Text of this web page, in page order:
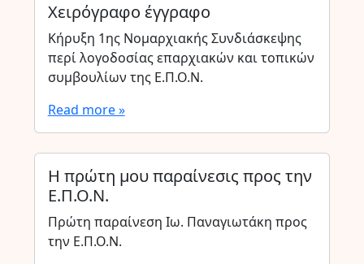
Χειρόγραφο έγγραφο
Κήρυξη 1ης Νομαρχιακής Συνδιάσκεψης
περί λογοδοσίας επαρχιακών και τοπικών
συμβουλίων της Ε.Π.Ο.Ν.
Read more »
Η πρώτη μου παραίνεσις προς την
Ε.Π.Ο.Ν.
Πρώτη παραίνεση Ιω. Παναγιωτάκη προς
την Ε.Π.Ο.Ν.